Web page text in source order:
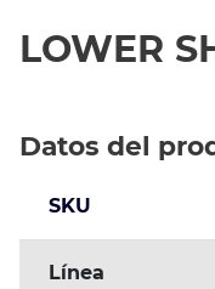
LOWER
Datos del
SKU
Línea